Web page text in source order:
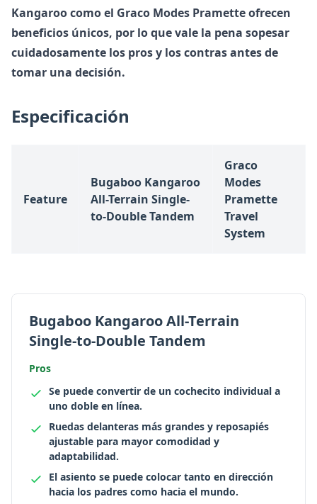
Kangaroo como el Graco Modes Pramette ofrecen
beneficios únicos, por lo que vale la pena sopesar
cuidadosamente los pros y los contras antes de
tomar una decisión.
Especificación
Feature
Bugaboo Kangaroo
All-Terrain Single-
to-Double Tandem
Graco
Modes
Pramette
Travel
System
Bugaboo Kangaroo All-Terrain
Single-to-Double Tandem
Pros
Se puede convertir de un cochecito individual a
uno doble en línea.
Ruedas delanteras más grandes y reposapiés
ajustable para mayor comodidad y
adaptabilidad.
El asiento se puede colocar tanto en dirección
hacia los padres como hacia el mundo.